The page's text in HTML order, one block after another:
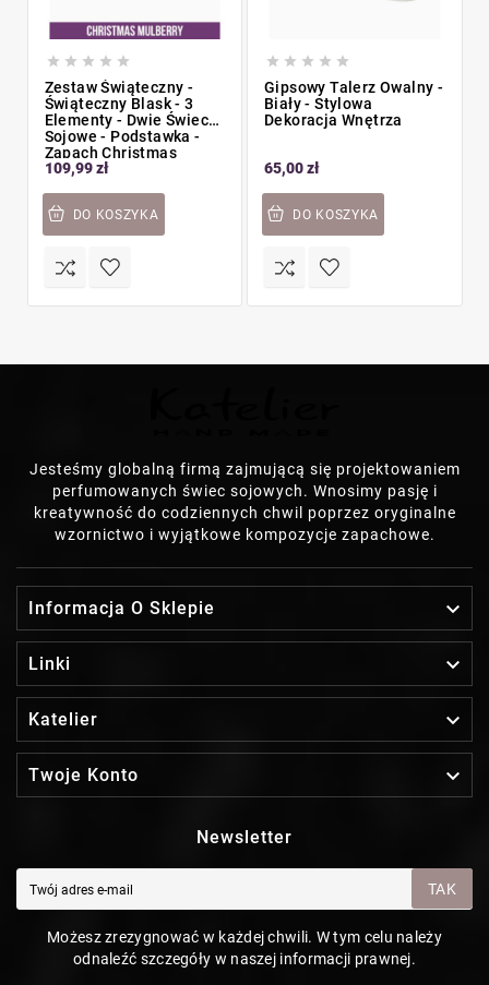
    
Zestaw Świąteczny -
Świąteczny Blask - 3
Elementy - Dwie Świece
Sojowe - Podstawka -
Zapach Christmas
Mulberry
109,99 zł
DO KOSZYKA
    
Gipsowy Talerz Owalny -
Biały - Stylowa
Dekoracja Wnętrza
65,00 zł
DO KOSZYKA
Jesteśmy globalną firmą zajmującą się projektowaniem
perfumowanych świec sojowych. Wnosimy pasję i
kreatywność do codziennych chwil poprzez oryginalne
wzornictwo i wyjątkowe kompozycje zapachowe.
Informacja O Sklepie 
Linki 
Katelier 
Twoje Konto 
Newsletter
TAK
Możesz zrezygnować w każdej chwili. W tym celu należy
odnaleźć szczegóły w naszej informacji prawnej.